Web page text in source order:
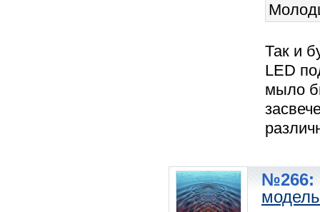
Так и
LED
мыло
№266: